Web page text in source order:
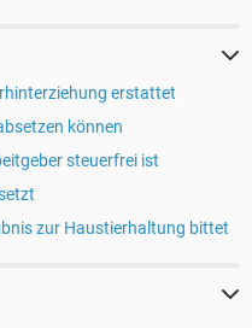
erstattet
können
steuerfrei ist
zur Haustierhaltung bittet